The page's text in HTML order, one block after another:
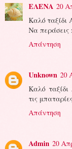
ΕΛΕΝΑ 20
Καλό ταξίδι
Να
Απάντηση
Unknown 20
Καλό
τις
Απάντηση
Admin 20